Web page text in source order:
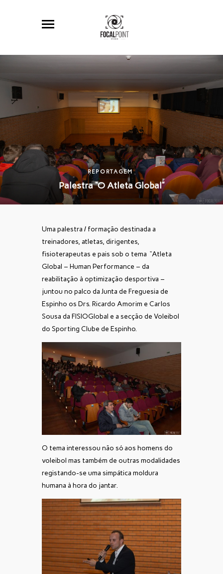
REPORTAGEM
Palestra “O Atleta Global”
Uma palestra / formação destinada a
treinadores, atletas, dirigentes,
fisioterapeutas e pais sob o tema “Atleta
Global – Human Performance – da
reabilitação à optimização desportiva –
juntou no palco da Junta de Freguesia de
Espinho os Drs. Ricardo Amorim e Carlos
Sousa da FISIOGlobal e a secção de Voleibol
do Sporting Clube de Espinho.
O tema interessou não só aos homens do
voleibol mas também de outras modalidades
registando-se uma simpática moldura
humana à hora do jantar.